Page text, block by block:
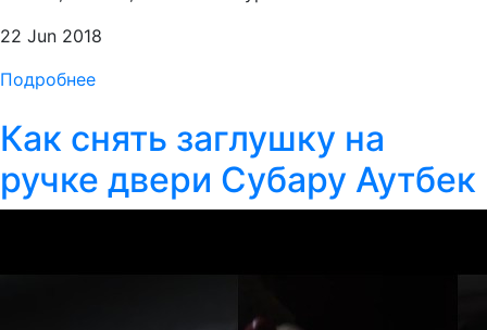
22 Jun 2018
Подробнее
Как снять заглушку на
ручке двери Субару Аутбек